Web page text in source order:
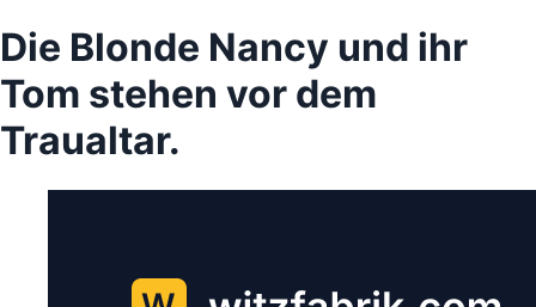
Die Blonde Nancy und ihr
Tom stehen vor dem
Traualtar.